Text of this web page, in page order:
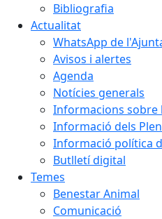
Bibliografia
Actualitat
WhatsApp de
Avisos i alertes
Agenda
Notícies generals
Informacions sobre
Informació dels
Informació política
Butlletí digital
Temes
Benestar Animal
Comunicació